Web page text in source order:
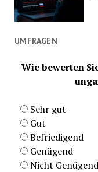
UMFRAGEN
Wie bewerten
Sehr gut
Gut
Befriedigend
Genügend
Nicht Genügend